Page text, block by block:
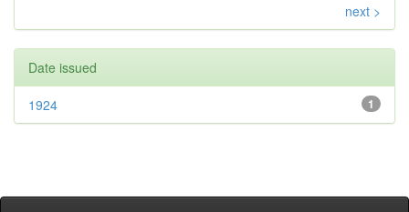
next >
Date issued
1
1924